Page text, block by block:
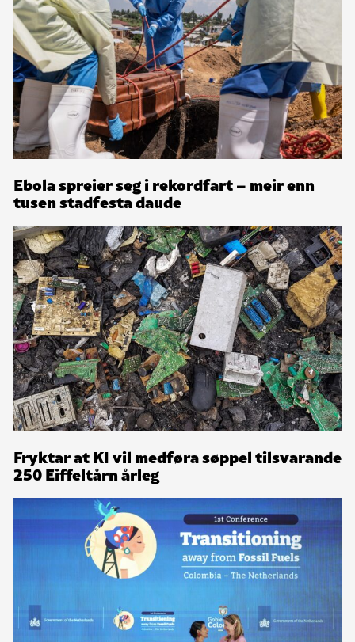
Ebola spreier seg i rekordfart – meir enn
tusen stadfesta daude
Fryktar at KI vil medføra søppel tilsvarande
250 Eiffeltårn årleg